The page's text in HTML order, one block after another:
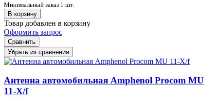
Минимальный заказ 1 шт.
В корзину
Товар добавлен в корзину
Оформить запрос
Сравнить
Убрать из сравнения
Антенна автомобильная Amphenol Procom MU
11-X/f